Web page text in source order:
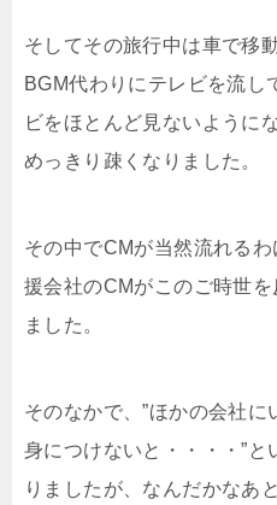
そしてその旅行中は車で移
BGM代わりにテレビを流し
ビをほとんど見ないように
めっきり疎くなりました。
その中でCMが当然流れる
援会社のCMがこのご時世
ました。
そのなかで、”ほかの会社
身につけないと・・・・”
りましたが、なんだかなあ